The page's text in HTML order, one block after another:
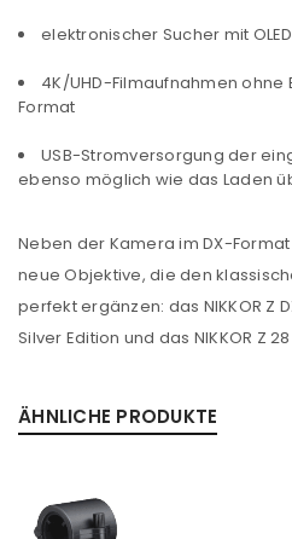
ANMELDEN
Benutzername oder E-Mail-
Passwort
elektronischer Sucher mit
4K/UHD-Filmaufnahmen ohne
Format
USB-Stromversorgung der
ebenso möglich wie das Laden
Neben der Kamera im DX-
neue Objektive, die den
perfekt ergänzen: das NIKKOR Z
Silver Edition und das NIKKOR Z
ÄHNLICHE PRODUKTE